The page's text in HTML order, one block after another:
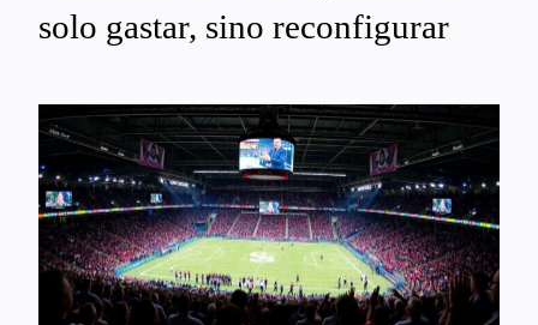
solo gastar, sino reconfigurar